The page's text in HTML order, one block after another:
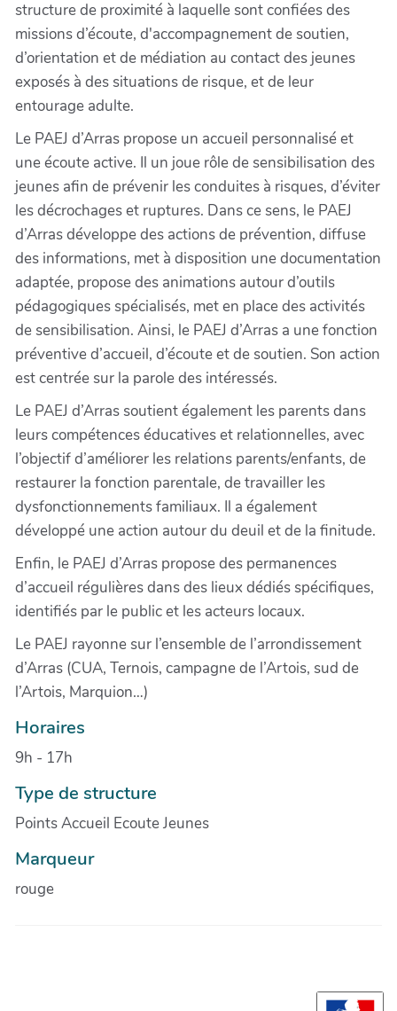
structure de proximité à laquelle sont confiées des
missions d’écoute, d'accompagnement de soutien,
d’orientation et de médiation au contact des jeunes
exposés à des situations de risque, et de leur
entourage adulte.
Le PAEJ d’Arras propose un accueil personnalisé et
une écoute active. Il un joue rôle de sensibilisation des
jeunes afin de prévenir les conduites à risques, d’éviter
les décrochages et ruptures. Dans ce sens, le PAEJ
d’Arras développe des actions de prévention, diffuse
des informations, met à disposition une documentation
adaptée, propose des animations autour d’outils
pédagogiques spécialisés, met en place des activités
de sensibilisation. Ainsi, le PAEJ d’Arras a une fonction
préventive d’accueil, d’écoute et de soutien. Son action
est centrée sur la parole des intéressés.
Le PAEJ d’Arras soutient également les parents dans
leurs compétences éducatives et relationnelles, avec
l’objectif d’améliorer les relations parents/enfants, de
restaurer la fonction parentale, de travailler les
dysfonctionnements familiaux. Il a également
développé une action autour du deuil et de la finitude.
Enfin, le PAEJ d’Arras propose des permanences
d’accueil régulières dans des lieux dédiés spécifiques,
identifiés par le public et les acteurs locaux.
Le PAEJ rayonne sur l’ensemble de l’arrondissement
d’Arras (CUA, Ternois, campagne de l’Artois, sud de
l’Artois, Marquion…)
Horaires
9h - 17h
Type de structure
Points Accueil Ecoute Jeunes
Marqueur
rouge